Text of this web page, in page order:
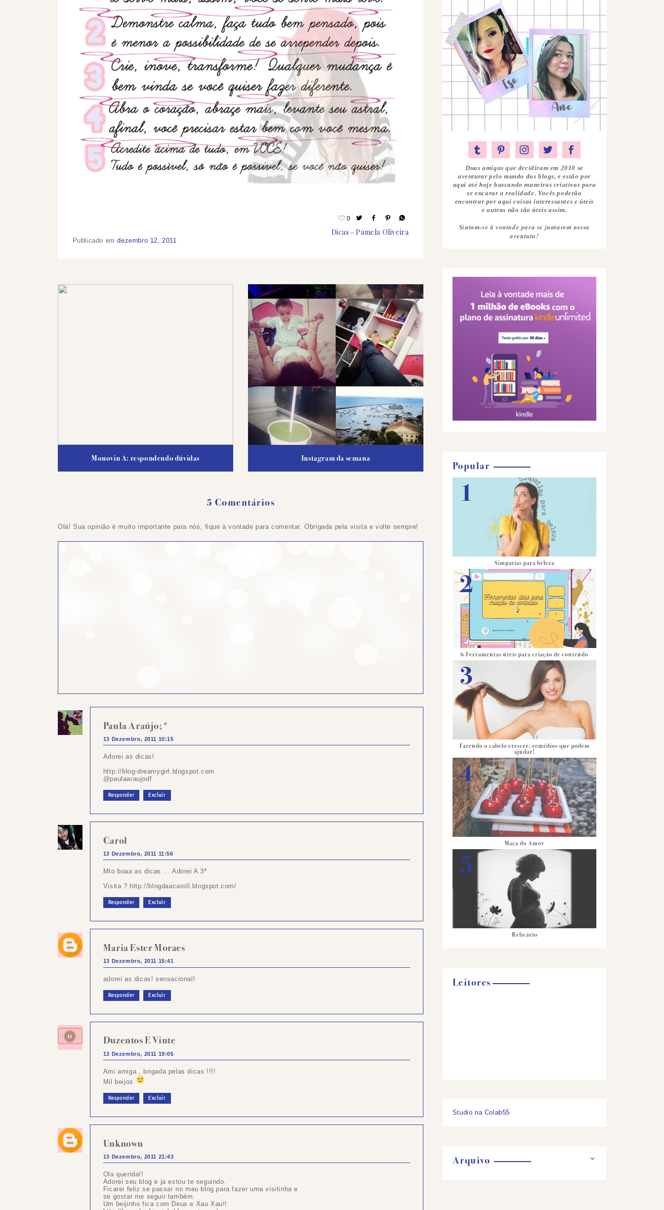
0
Dicas Pamela Oliveira
Publicado emdezembro 12, 2011
Monovin A: respondendo dúvidas Instagram da semana
5 Comentários
Olá! Sua opinião é muito importante para nós, fique à vontade para comentar. Obrigada pela visita e volte sempre!
Paula Araújo;*
13 Dezembro, 2011 10:15
Adorei as dicas!
http://blog-dreamygirl.blogspot.com
@paulaaraujodf
Responder Excluir
Carol
13 Dezembro, 2011 11:56
Mto boaa as dicas ... Adorei A 3ª
Visita ? http://blogdaacaroll.blogspot.com/
Responder Excluir
Maria Ester Moraes
13 Dezembro, 2011 15:41
adorei as dicas! sensacional!
Responder Excluir
Duzentos E Vinte
13 Dezembro, 2011 19:05
Ami amiga , brigada pelas dicas !!!!
Mil beijos
Responder Excluir
Unknown
13 Dezembro, 2011 21:43
Ola querida!!
Adorei seu blog e ja estou te seguindo.
Ficarei feliz se passar no meu blog para fazer uma visitinha e
se gostar me seguir também.
Um beijinho fica com Deus e Xau Xau!!
Duas amigas que decidiram em 2010 se
aventurar pelo mundo dos blogs, e estão por
aqui até hoje buscando maneiras criativas para
se encarar a realidade. Vocês poderão
encontrar por aqui coisas interessantes e úteis
e outras não tão úteis assim.
Sintam-se à vontade para se juntarem nessa
aventuta!
Popular
Simpatias para beleza
6 Ferramentas úteis para criação de conteúdo
Fazendo o cabelo crescer: remédios que podem
ajudar!
Maça do Amor
Relicário
Leitores
Studio na Colab55
Arquivo